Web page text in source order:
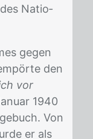
des Na­tio­
ge­gen
den
vor
1940
Von
er als